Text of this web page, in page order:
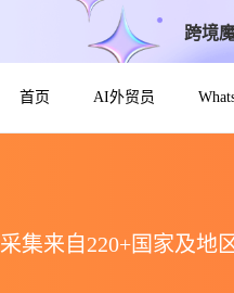
跨境
首页 AI外贸员
采集来自220+国家及地